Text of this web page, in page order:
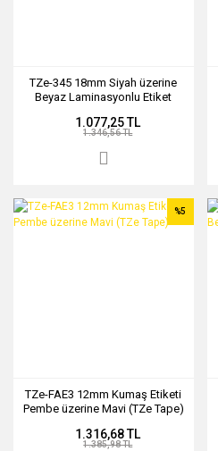
TZe-345 18mm Siyah üzerine
Beyaz Laminasyonlu Etiket
1.077,25 TL
1.346,56 TL
TZe-FAE3 12mm Kumaş Etiketi
Pembe üzerine Mavi (TZe Tape)
%5
1.316,68 TL
1.385,98 TL